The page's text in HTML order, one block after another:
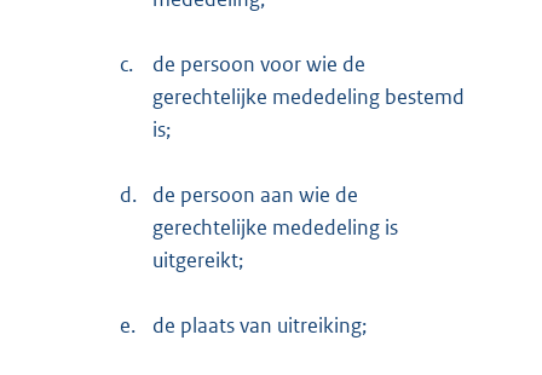
c.
de persoon voor wie de
gerechtelijke mededeling bestemd
is;
d.
de persoon aan wie de
gerechtelijke mededeling is
uitgereikt;
e. de plaats van uitreiking;